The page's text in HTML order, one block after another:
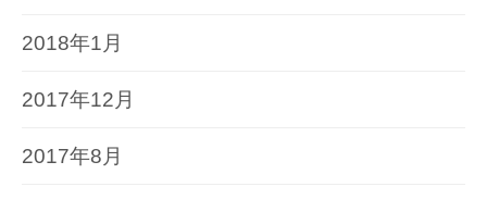
2018年1月
2017年12月
2017年8月